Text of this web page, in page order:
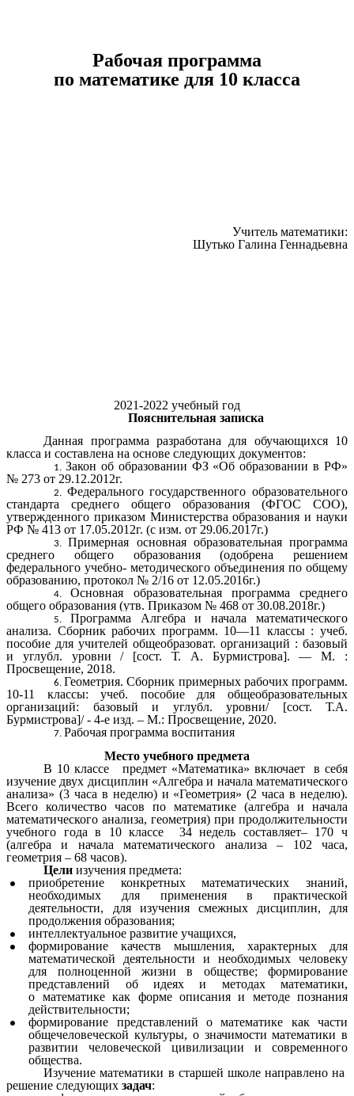
Рабочая программа
по математике для 10 класса
Учитель математики:
Шутько Галина Геннадьевна
2021-2022 учебный год
Пояснительная записка
Данная программа разработана для обучающихся 10
класса и составлена на основе следующих документов:
Закон об образовании ФЗ «Об образовании в РФ»
№ 273 от 29.12.2012г.
Федерального государственного образовательного
стандарта среднего общего образования (ФГОС СОО),
утвержденного приказом Министерства образования и науки
РФ № 413 от 17.05.2012г. (с изм. от 29.06.2017г.)
Примерная основная образовательная программа
среднего общего образования (одобрена решением
федерального учебно- методического объединения по общему
образованию, протокол № 2/16 от 12.05.2016г.)
Основная образовательная программа среднего
общего образования (утв. Приказом № 468 от 30.08.2018г.)
Программа Алгебра и начала математического
анализа. Сборник рабочих программ. 10—11 классы : учеб.
пособие для учителей общеобразоват. организаций : базовый
и углубл. уровни / [сост. Т. А. Бурмистрова]. — М. :
Просвещение, 2018.
Геометрия. Сборник примерных рабочих программ.
10-11 классы: учеб. пособие для общеобразовательных
организаций: базовый и углубл. уровни/ [cост. Т.А.
Бурмистрова]/ - 4-е изд. – М.: Просвещение, 2020.
Рабочая программа воспитания
Место учебного предмета
В 10 классе предмет «Математика» включает в себя
изучение двух дисциплин «Алгебра и начала математического
анализа» (3 часа в неделю) и «Геометрия» (2 часа в неделю).
Всего количество часов по математике (алгебра и начала
математического анализа, геометрия) при продолжительности
учебного года в 10 классе 34 недель составляет– 170 ч
(алгебра и начала математического анализа – 102 часа,
геометрия – 68 часов).
Целиизучения предмета:
приобретение конкретных математических знаний,
необходимых для применения в практической
деятельности, для изучения смежных дисциплин, для
продолжения образования;
интеллектуальное развитие учащихся,
формирование качеств мышления, характерных для
математической деятельности и необходимых человеку
для полноценной жизни в обществе; формирование
представлений об идеях и методах математики,
о математике как форме описания и методе познания
действительности;
формирование представлений о математике как части
общечеловеческой культуры, о значимости математики в
развитии человеческой цивилизации и современного
общества.
Изучение математики в старшей школе направлено на
решение следующих задач: